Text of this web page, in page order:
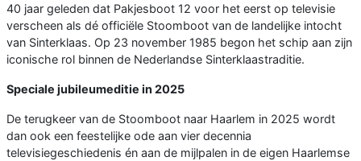
40 jaar geleden dat Pakjesboot 12 voor het eerst op televisie
verscheen als dé officiële Stoomboot van de landelijke intocht
van Sinterklaas. Op 23 november 1985 begon het schip aan zijn
iconische rol binnen de Nederlandse Sinterklaastraditie.
Speciale jubileumeditie in 2025
De terugkeer van de Stoomboot naar Haarlem in 2025 wordt
dan ook een feestelijke ode aan vier decennia
televisiegeschiedenis én aan de mijlpalen in de eigen Haarlemse